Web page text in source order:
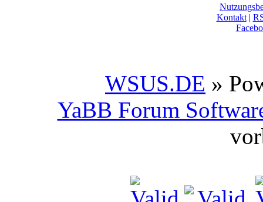
Kontakt|
WSUS.DE »
YaBB Forum